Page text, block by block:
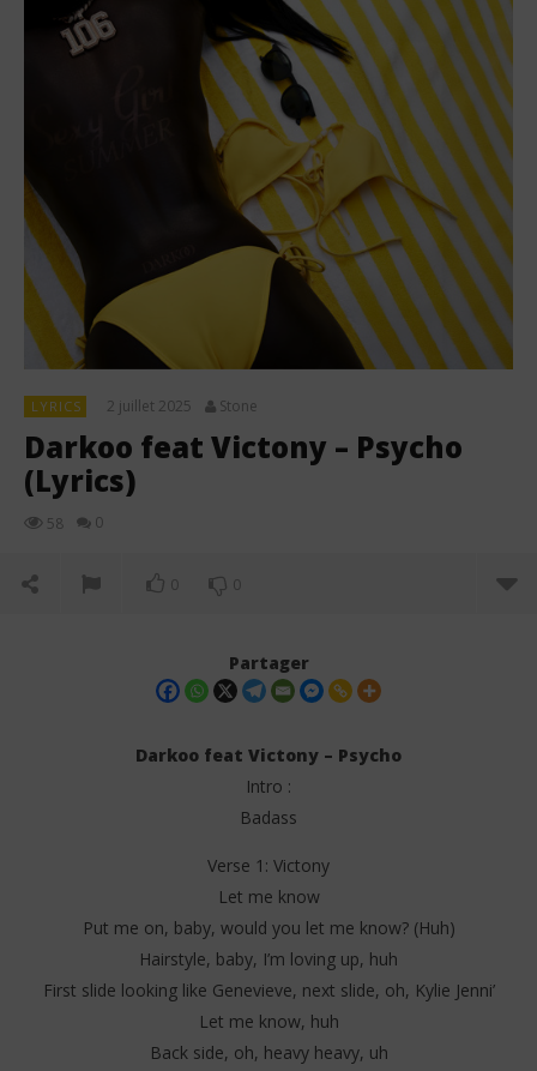
LYRICS 2 juillet 2025 Stone
Darkoo feat Victony – Psycho
(Lyrics)
58 0
0 0
NOW VIEWING
Darkoo feat Victony – Psycho (Lyrics)
Partager
Darkoo feat Victony – Psycho
Intro :
Badass
Verse 1: Victony
Let me know
Put me on, baby, would you let me know? (Huh)
Hairstyle, baby, I’m loving up, huh
First slide looking like Genevieve, next slide, oh, Kylie Jenni’
Let me know, huh
Back side, oh, heavy heavy, uh